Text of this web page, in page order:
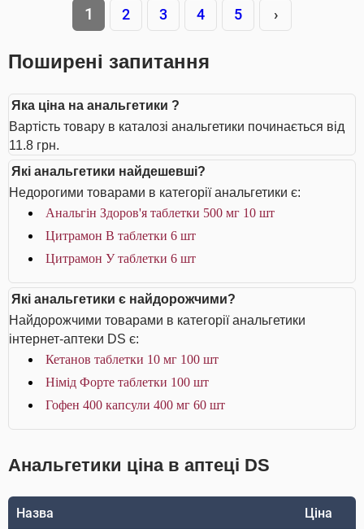
1 2 3 4 5 ›
Поширені запитання
Яка ціна на анальгетики ?
Вартість товару в каталозі анальгетики починається від
11.8 грн.
Які анальгетики найдешевші?
Недорогими товарами в категорії анальгетики є:
Анальгін Здоров'я таблетки 500 мг 10 шт
Цитрамон В таблетки 6 шт
Цитрамон У таблетки 6 шт
Які анальгетики є найдорожчими?
Найдорожчими товарами в категорії анальгетики
інтернет-аптеки DS є:
Кетанов таблетки 10 мг 100 шт
Німід Форте таблетки 100 шт
Гофен 400 капсули 400 мг 60 шт
Анальгетики ціна в аптеці DS
Назва Ціна